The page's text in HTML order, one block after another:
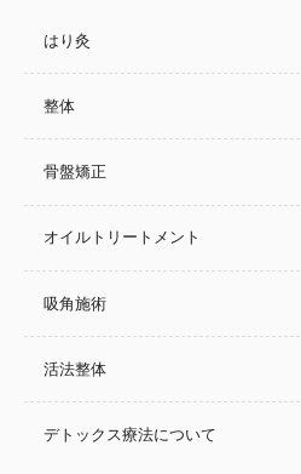
はり灸
整体
骨盤矯正
オイルトリートメント
吸角施術
活法整体
デトックス療法について